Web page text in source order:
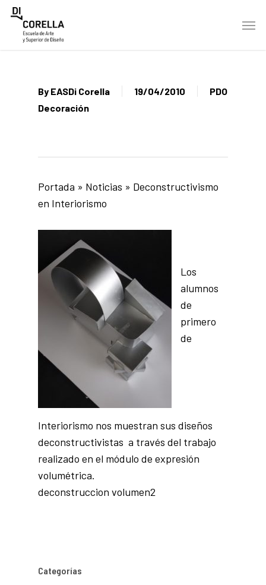
Skip
Menu
By EASDi Corella 19/04/2010
PDO
Decoración
Portada » Noticias » Deconstructivismo
en Interiorismo
Los
alumnos
de
primero
de
Interiorismo nos muestran sus diseños
deconstructivistas a través del trabajo
realizado en el módulo de expresión
volumétrica.
deconstruccion volumen2
Categorías